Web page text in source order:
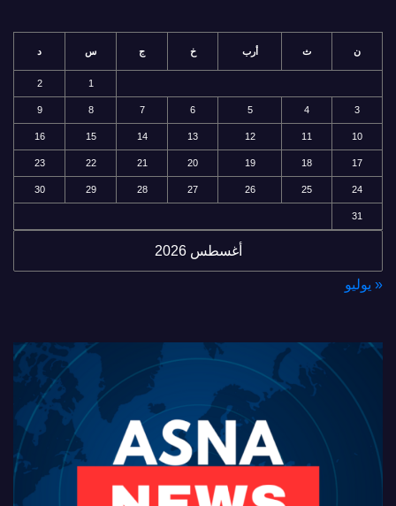
أغسطس 2026
ن ث أرب خ ج س د
1
2
3
4
5
6
7
8
9
10
11
12
13
14
15
16
17
18
19
20
21
22
23
24
25
26
27
28
29
30
31
« يوليو